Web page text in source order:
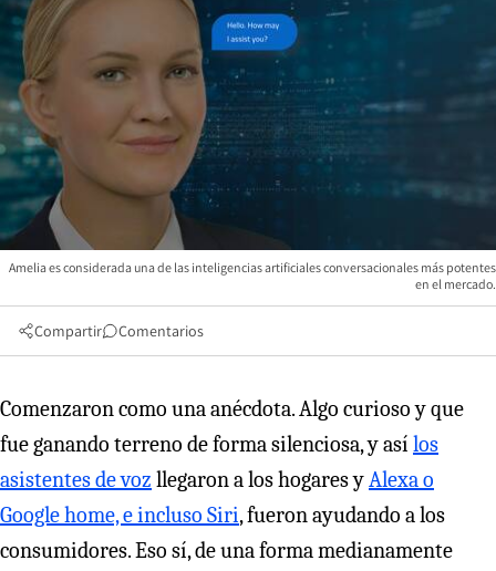
Amelia es considerada una de las inteligencias artificiales conversacionales más potentes
en el mercado.
Compartir Comentarios
Comenzaron como una anécdota. Algo curioso y que
fue ganando terreno de forma silenciosa, y así los
asistentes de voz llegaron a los hogares yAlexa o
Google home, e incluso Siri, fueron ayudando a los
consumidores. Eso sí, de una forma medianamente